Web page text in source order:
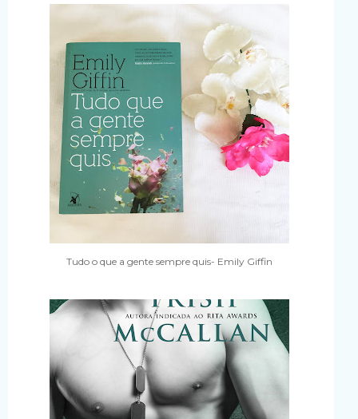
Tudo o que a gente sempre quis- Emily Giffin